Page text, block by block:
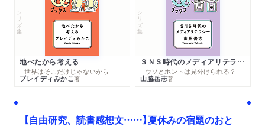
シリーズ・全集
地べたから考える
─世界はそこだけじゃないから
ブレイディみかこ著
シリーズ・全集
ＳＮＳ時代のメディアリテラシー
─ウソとホントは見分けられる？
山脇岳志著
【自由研究、読書感想文……】夏休みの宿題のおと